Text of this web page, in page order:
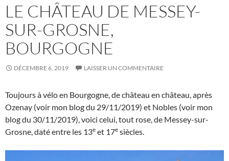
LE CHÂTEAU DE MESSEY-
SUR-GROSNE,
BOURGOGNE
DÉCEMBRE 6, 2019 LAISSER UN COMMENTAIRE
Toujours à vélo en Bourgogne, de château en château, après
Ozenay (voir mon blog du 29/11/2019) et Nobles (voir mon
blog du 30/11/2019), voici celui, tout rose, de Messey-sur-
Grosne, daté entre les 13e et 17e siècles.